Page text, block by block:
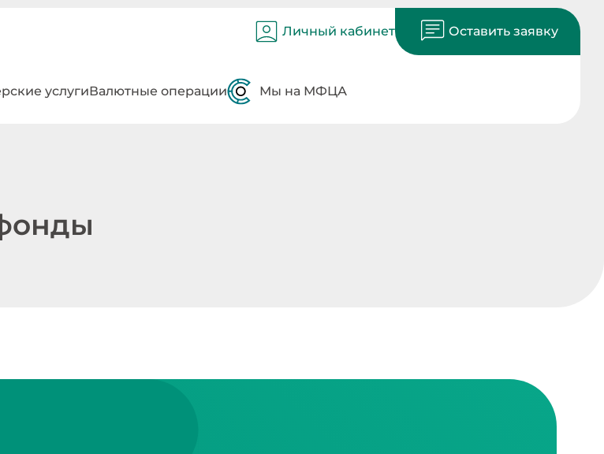
Личный кабинет Оставить заявку
услугиВалютные операции Мы на МФЦА